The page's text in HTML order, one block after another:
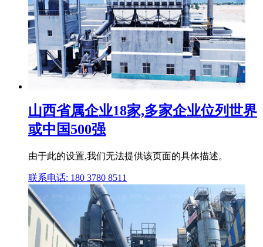
山西省属企业18家,多家企业位列世界
或中国500强
由于此的设置,我们无法提供该页面的具体描述。
联系电话: 180 3780 8511